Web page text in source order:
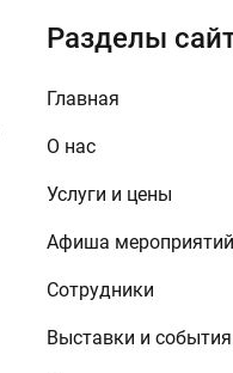
Разделы
Главная
О нас
Услуги и цены
Афиша мероприятий
Сотрудники
Выставки и события